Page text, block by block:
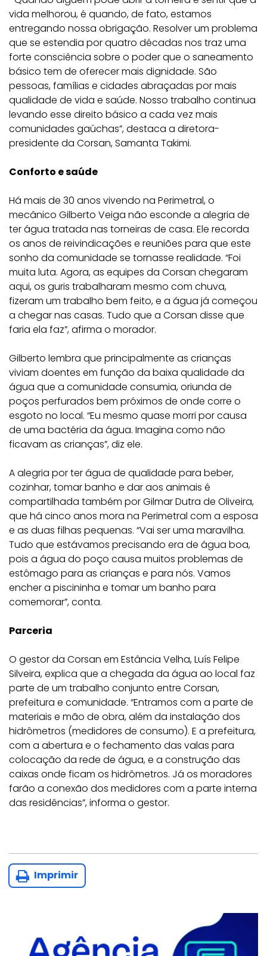
vida melhorou, é quando, de fato, estamos
entregando nossa obrigação. Resolver um problema
que se estendia por quatro décadas nos traz uma
forte consciência sobre o poder que o saneamento
básico tem de oferecer mais dignidade. São
pessoas, famílias e cidades abraçadas por mais
qualidade de vida e saúde. Nosso trabalho continua
levando esse direito básico a cada vez mais
comunidades gaúchas”, destaca a diretora-
presidente da Corsan, Samanta Takimi.
Conforto e saúde
Há mais de 30 anos vivendo na Perimetral, o
mecânico Gilberto Veiga não esconde a alegria de
ter água tratada nas torneiras de casa. Ele recorda
os anos de reivindicações e reuniões para que este
sonho da comunidade se tornasse realidade. “Foi
muita luta. Agora, as equipes da Corsan chegaram
aqui, os guris trabalharam mesmo com chuva,
fizeram um trabalho bem feito, e a água já começou
a chegar nas casas. Tudo que a Corsan disse que
faria ela faz”, afirma o morador.
Gilberto lembra que principalmente as crianças
viviam doentes em função da baixa qualidade da
água que a comunidade consumia, oriunda de
poços perfurados bem próximos de onde corre o
esgoto no local. “Eu mesmo quase morri por causa
de uma bactéria da água. Imagina como não
ficavam as crianças”, diz ele.
A alegria por ter água de qualidade para beber,
cozinhar, tomar banho e dar aos animais é
compartilhada também por Gilmar Dutra de Oliveira,
que há cinco anos mora na Perimetral com a esposa
e as duas filhas pequenas. “Vai ser uma maravilha.
Tudo que estávamos precisando era de água boa,
pois a água do poço causa muitos problemas de
estômago para as crianças e para nós. Vamos
encher a piscininha e tomar um banho para
comemorar”, conta.
Parceria
O gestor da Corsan em Estância Velha, Luís Felipe
Silveira, explica que a chegada da água ao local faz
parte de um trabalho conjunto entre Corsan,
prefeitura e comunidade. “Entramos com a parte de
materiais e mão de obra, além da instalação dos
hidrômetros (medidores de consumo). E a prefeitura,
com a abertura e o fechamento das valas para
colocação da rede de água, e a construção das
caixas onde ficam os hidrômetros. Já os moradores
farão a conexão dos medidores com a parte interna
das residências”, informa o gestor.
Imprimir